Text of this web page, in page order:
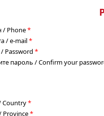
/ Phone*
/ e-mail*
Password *
пароль / Confirm your
Country*
Province*